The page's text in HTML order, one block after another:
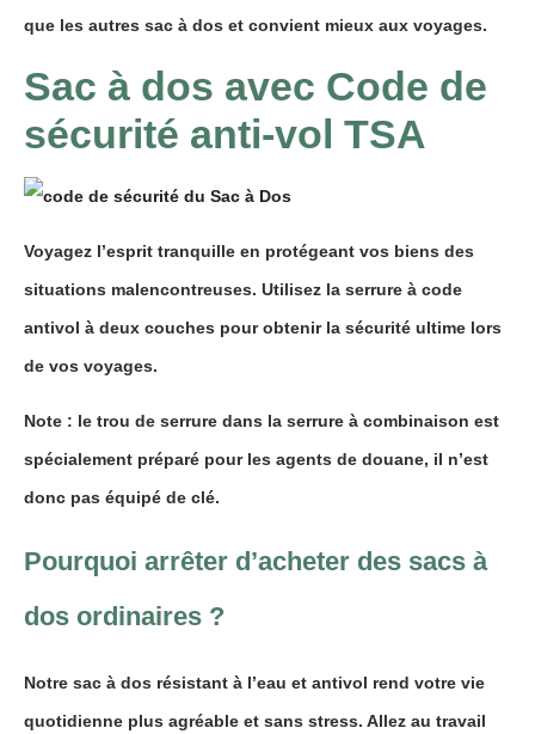
que les autres sac à dos et convient mieux aux voyages.
Sac à dos avec Code de
sécurité anti-vol TSA
Voyagez l’esprit tranquille en protégeant vos biens des
situations malencontreuses. Utilisez la serrure à code
antivol à deux couches pour obtenir la sécurité ultime lors
de vos voyages.
Note : le trou de serrure dans la serrure à combinaison est
spécialement préparé pour les agents de douane, il n’est
donc pas équipé de clé.
Pourquoi arrêter d’acheter des sacs à
dos ordinaires ?
Notre sac à dos résistant à l’eau et antivol rend votre vie
quotidienne plus agréable et sans stress. Allez au travail